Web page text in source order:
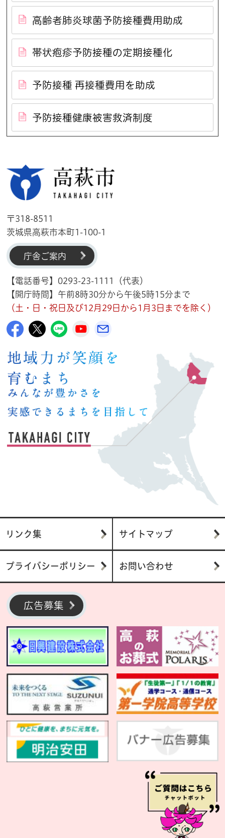
高齢者肺炎球菌予防接種費用助成
帯状疱疹予防接種の定期接種化
予防接種 再接種費用を助成
予防接種健康被害救済制度
〒318-8511
茨城県高萩市本町1-100-1
庁舎ご案内
【電話番号】0293-23-1111（代表）
【開庁時間】午前8時30分から午後5時15分まで
（土・日・祝日及び12月29日から1月3日までを除く）
高萩市公式Facebook
高萩市公式X
高萩市公式LINE
高萩市YouTube公式チャンネル
リンク集 サイトマップ
プライバシーポリシー お問い合わせ
広告募集